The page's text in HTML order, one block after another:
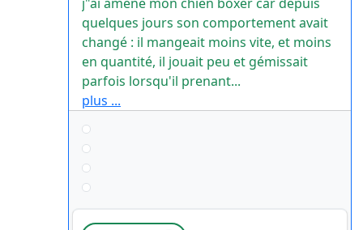
quelques jours son comportement avait
changé : il mangeait moins vite, et moins
en quantité, il jouait peu et gémissait
parfois lorsqu'il prenant...
plus ...